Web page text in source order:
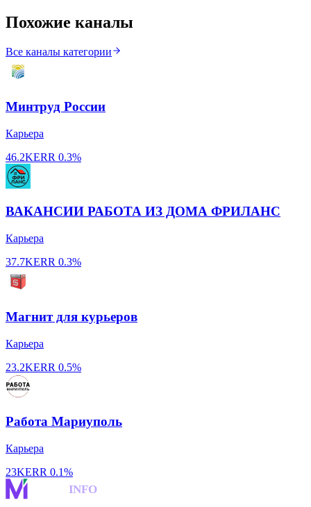
Похожие каналы
Все каналы категории
Минтруд России
Карьера
46.2KERR 0.3%
ВАКАНСИИ РАБОТА ИЗ ДОМА ФРИЛАНС
Карьера
37.7KERR 0.3%
Магнит для курьеров
Карьера
23.2KERR 0.5%
Работа Мариуполь
Карьера
23KERR 0.1%
INFO